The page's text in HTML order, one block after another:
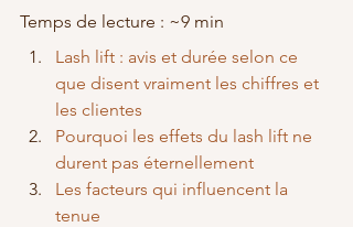
Temps de lecture : ~9 min
Lash lift : avis et durée selon ce
que disent vraiment les chiffres et
les clientes
Pourquoi les effets du lash lift ne
durent pas éternellement
Les facteurs qui influencent la
tenue